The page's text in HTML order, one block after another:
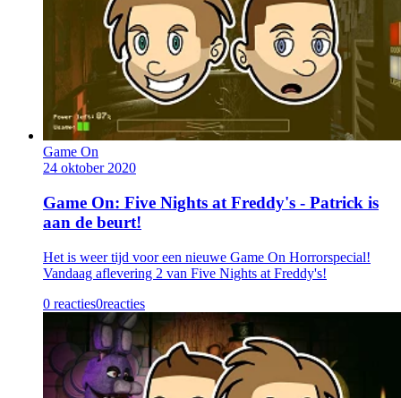
Game On
24 oktober 2020
Game On: Five Nights at Freddy's - Patrick is
aan de beurt!
Het is weer tijd voor een nieuwe Game On Horrorspecial!
Vandaag aflevering 2 van Five Nights at Freddy's!
0 reacties0reacties